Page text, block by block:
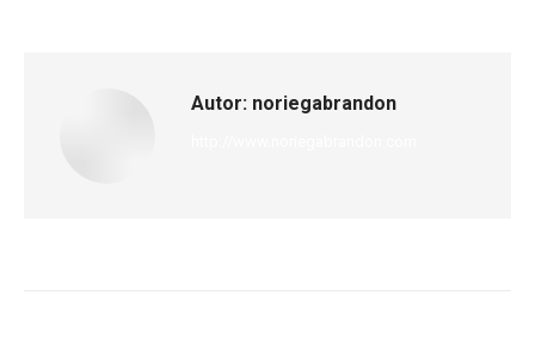
Autor: noriegabrandon